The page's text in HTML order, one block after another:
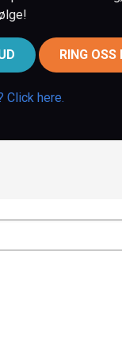
RING OSS
Click here.